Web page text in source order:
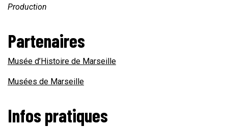
Production
Partenaires
Musée d’Histoire de Marseille
Musées de Marseille
Infos pratiques